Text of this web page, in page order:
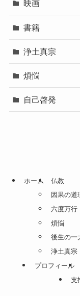
映画
書籍
浄土真宗
煩悩
自己啓発
ホーム
仏教
因果の道
六度万行
煩悩
後生の一
浄土真宗
プロフィール
支